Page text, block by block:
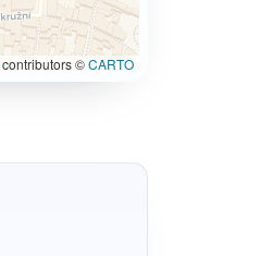
contributors ©CARTO